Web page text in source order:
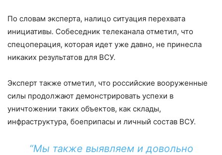
По словам эксперта, налицо ситуация перехвата
инициативы. Собеседник телеканала отметил, что
спецоперация, которая идет уже давно, не принесла
никаких результатов для ВСУ.
Эксперт также отметил, что российские вооруженные
силы продолжают демонстрировать успехи в
уничтожении таких объектов, как склады,
инфраструктура, боеприпасы и личный состав ВСУ.
“Мы также выявляем и довольно